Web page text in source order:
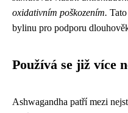
oxidativním poškozením.
bylinu pro podporu
Používá se již více
Ashwagandha patří mezi